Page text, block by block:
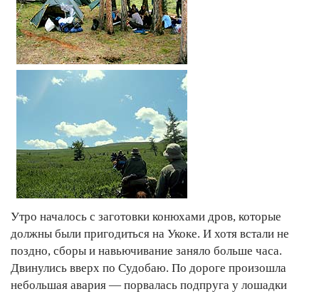
Утро началось с заготовки конюхами дров, которые
должны были пригодиться на Укоке. И хотя встали не
поздно, сборы и навьючивание заняло больше часа.
Двинулись вверх по Судобаю. По дороге произошла
небольшая авария — порвалась подпруга у лошадки